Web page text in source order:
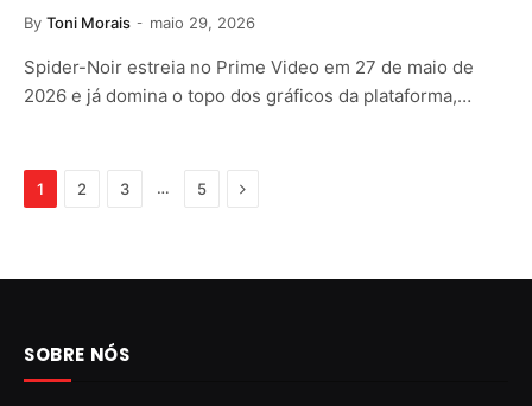
By Toni Morais maio 29, 2026
Spider-Noir estreia no Prime Video em 27 de maio de
2026 e já domina o topo dos gráficos da plataforma,…
1 2 3 … 5 Next
SOBRE NÓS